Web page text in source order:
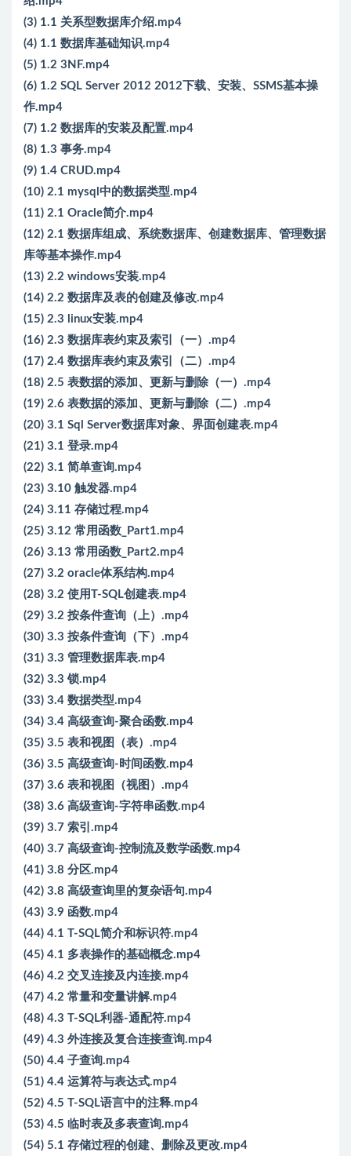
(3) 1.1 关系型数据库介绍.mp4
(4) 1.1 数据库基础知识.mp4
(5) 1.2 3NF.mp4
(6) 1.2 SQL Server 2012 2012下载、安装、SSMS基本操
作.mp4
(7) 1.2 数据库的安装及配置.mp4
(8) 1.3 事务.mp4
(9) 1.4 CRUD.mp4
(10) 2.1 mysql中的数据类型.mp4
(11) 2.1 Oracle简介.mp4
(12) 2.1 数据库组成、系统数据库、创建数据库、管理数据
库等基本操作.mp4
(13) 2.2 windows安装.mp4
(14) 2.2 数据库及表的创建及修改.mp4
(15) 2.3 linux安装.mp4
(16) 2.3 数据库表约束及索引（一）.mp4
(17) 2.4 数据库表约束及索引（二）.mp4
(18) 2.5 表数据的添加、更新与删除（一）.mp4
(19) 2.6 表数据的添加、更新与删除（二）.mp4
(20) 3.1 Sql Server数据库对象、界面创建表.mp4
(21) 3.1 登录.mp4
(22) 3.1 简单查询.mp4
(23) 3.10 触发器.mp4
(24) 3.11 存储过程.mp4
(25) 3.12 常用函数_Part1.mp4
(26) 3.13 常用函数_Part2.mp4
(27) 3.2 oracle体系结构.mp4
(28) 3.2 使用T-SQL创建表.mp4
(29) 3.2 按条件查询（上）.mp4
(30) 3.3 按条件查询（下）.mp4
(31) 3.3 管理数据库表.mp4
(32) 3.3 锁.mp4
(33) 3.4 数据类型.mp4
(34) 3.4 高级查询-聚合函数.mp4
(35) 3.5 表和视图（表）.mp4
(36) 3.5 高级查询-时间函数.mp4
(37) 3.6 表和视图（视图）.mp4
(38) 3.6 高级查询-字符串函数.mp4
(39) 3.7 索引.mp4
(40) 3.7 高级查询-控制流及数学函数.mp4
(41) 3.8 分区.mp4
(42) 3.8 高级查询里的复杂语句.mp4
(43) 3.9 函数.mp4
(44) 4.1 T-SQL简介和标识符.mp4
(45) 4.1 多表操作的基础概念.mp4
(46) 4.2 交叉连接及内连接.mp4
(47) 4.2 常量和变量讲解.mp4
(48) 4.3 T-SQL利器-通配符.mp4
(49) 4.3 外连接及复合连接查询.mp4
(50) 4.4 子查询.mp4
(51) 4.4 运算符与表达式.mp4
(52) 4.5 T-SQL语言中的注释.mp4
(53) 4.5 临时表及多表查询.mp4
(54) 5.1 存储过程的创建、删除及更改.mp4